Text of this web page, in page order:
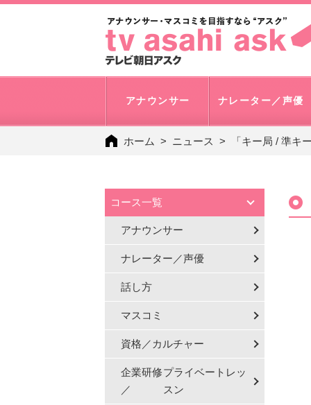
アナウンサー ナレーター／声優
ホーム ニュース 「キー局 / 準キ
コース一覧
アナウンサー
ナレーター／声優
話し方
マスコミ
資格／カルチャー
企業研修
／
プライベートレッ
スン